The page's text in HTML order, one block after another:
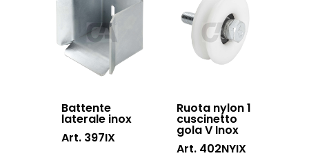
Battente
laterale inox
Art. 397IX
Ruota nylon 1
cuscinetto
gola V Inox
Art. 402NYIX
sospesi
Swing gates
accessories
Hardware
Inox